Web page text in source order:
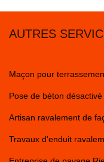
AUTRES
Maçon pour
Pose de béton
Artisan ravalement de
Travaux d'enduit